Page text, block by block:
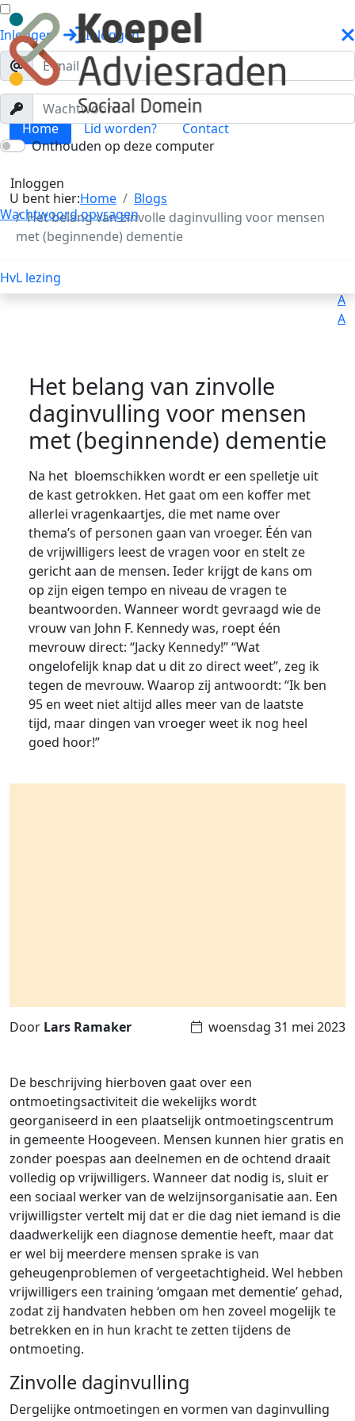
Inloggen Inloggen
Onthouden op deze computer
Inloggen
Wachtwoord opvragen
HvL lezing
Home Lid worden? Contact
U bent hier:Home
Blogs
Het belang van zinvolle daginvulling voor mensen
met (beginnende) dementie
A
A
Het belang van zinvolle
daginvulling voor mensen
met (beginnende) dementie
Na het bloemschikken wordt er een spelletje uit
de kast getrokken. Het gaat om een koffer met
allerlei vragenkaartjes, die met name over
thema’s of personen gaan van vroeger. Één van
de vrijwilligers leest de vragen voor en stelt ze
gericht aan de mensen. Ieder krijgt de kans om
op zijn eigen tempo en niveau de vragen te
beantwoorden. Wanneer wordt gevraagd wie de
vrouw van John F. Kennedy was, roept één
mevrouw direct: “Jacky Kennedy!” “Wat
ongelofelijk knap dat u dit zo direct weet”, zeg ik
tegen de mevrouw. Waarop zij antwoordt: “Ik ben
95 en weet niet altijd alles meer van de laatste
tijd, maar dingen van vroeger weet ik nog heel
goed hoor!”
Door Lars Ramaker woensdag 31 mei 2023
De beschrijving hierboven gaat over een
ontmoetingsactiviteit die wekelijks wordt
georganiseerd in een plaatselijk ontmoetingscentrum
in gemeente Hoogeveen. Mensen kunnen hier gratis en
zonder poespas aan deelnemen en de ochtend draait
volledig op vrijwilligers. Wanneer dat nodig is, sluit er
een sociaal werker van de welzijnsorganisatie aan. Een
vrijwilligster vertelt mij dat er die dag niet iemand is die
daadwerkelijk een diagnose dementie heeft, maar dat
er wel bij meerdere mensen sprake is van
geheugenproblemen of vergeetachtigheid. Wel hebben
vrijwilligers een training ‘omgaan met dementie’ gehad,
zodat zij handvaten hebben om hen zoveel mogelijk te
betrekken en in hun kracht te zetten tijdens de
ontmoeting.
Zinvolle daginvulling
Dergelijke ontmoetingen en vormen van daginvulling